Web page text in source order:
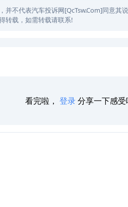
并不代表汽车投诉网[QcTsw.Com]同意其
转载，如需转载请联系!
看完啦， 登录分享一下感受